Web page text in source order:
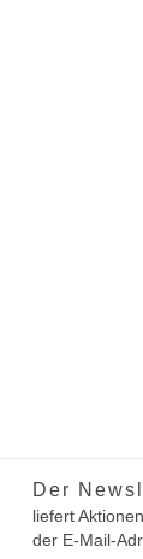
Der
liefert
der E-Mail-